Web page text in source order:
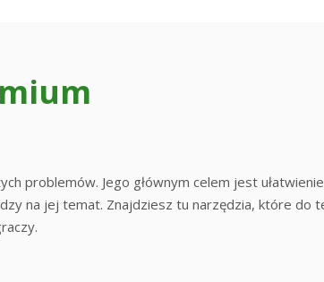
problemów. Jego głównym celem jest ułatwienie
na jej temat. Znajdziesz tu narzędzia, które do